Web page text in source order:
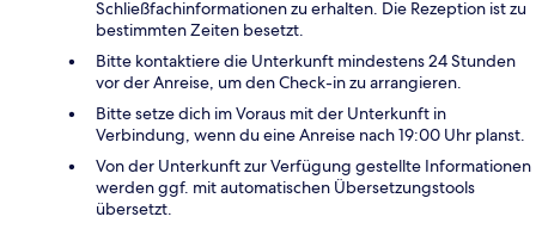
Schließfachinformationen zu erhalten. Die Rezeption ist zu
bestimmten Zeiten besetzt.
Bitte kontaktiere die Unterkunft mindestens 24 Stunden
vor der Anreise, um den Check-in zu arrangieren.
Bitte setze dich im Voraus mit der Unterkunft in
Verbindung, wenn du eine Anreise nach 19:00 Uhr planst.
Von der Unterkunft zur Verfügung gestellte Informationen
werden ggf. mit automatischen Übersetzungstools
übersetzt.